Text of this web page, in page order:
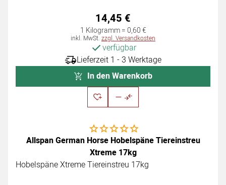
14,45 €
1 Kilogramm =0,60€
Steuerhinweis:
inkl. MwSt. zzgl. Versandkosten
verfügbar
Lieferzeit 1 - 3 Werktage
In den Warenkorb
Noch keine Bewertungen abgegeben
Allspan German Horse Hobelspäne Tiereinstreu
Xtreme 17kg
Hobelspäne Xtreme Tiereinstreu 17kg